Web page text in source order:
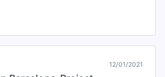
12/01/2021